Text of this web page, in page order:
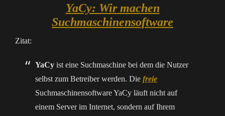
YaCy: Wir machen
Suchmaschinensoftware
Zitat:
YaCy ist eine Suchmaschine bei dem die Nutzer
selbst zum Betreiber werden. Die freie
Suchmaschinensoftware YaCy läuft nicht auf
einem Server im Internet, sondern auf Ihrem